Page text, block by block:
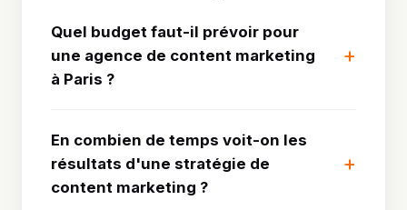
Quel budget faut-il prévoir pour
une agence de content marketing
à Paris ?
En combien de temps voit-on les
résultats d'une stratégie de
content marketing ?